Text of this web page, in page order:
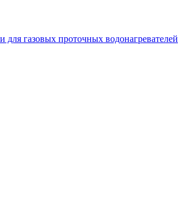
для газовых проточных водонагревателей